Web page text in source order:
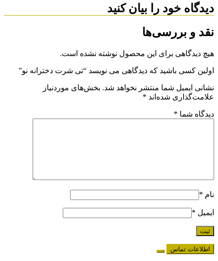
دیدگاه خود را بیان کنید
نقد و بررسی‌ها
هیچ دیدگاهی برای این محصول نوشته نشده است.
اولین کسی باشید که دیدگاهی می نویسد “تی شرت دخترانه نو”
نشانی ایمیل شما منتشر نخواهد شد.بخش‌های موردنیاز
علامت‌گذاری شده‌اند *
دیدگاه شما *
نام *
ایمیل *
اطلاعات تماس